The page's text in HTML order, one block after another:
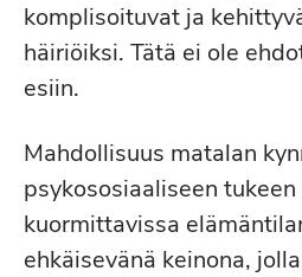
komplisoituvat ja
häiriöiksi. Tätä ei ole
esiin.
Mahdollisuus matalan
psykososiaaliseen
kuormittavissa
ehkäisevänä keinona,